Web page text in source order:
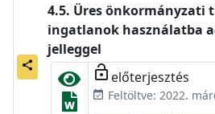
share
Üres önkormányzati
ingatlanok használatba
jelleggel
lock_open előterjesztés
event_available Feltöltve: 2022.